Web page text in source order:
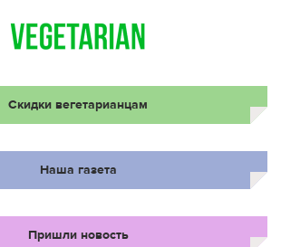
Скидки вегетарианцам
Наша газета
Пришли новость